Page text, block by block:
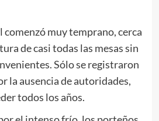
comenzó muy temprano, cerca
de casi todas las mesas sin
Sólo se registraron
la ausencia de autoridades,
todos los años.